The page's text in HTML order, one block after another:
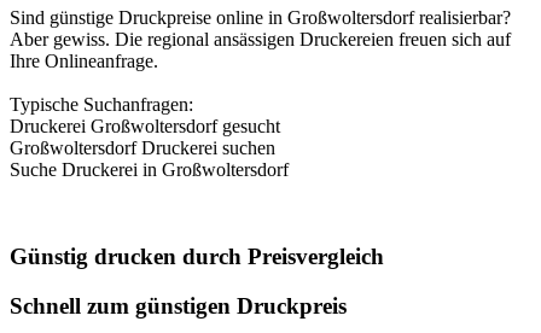
Sind günstige Druckpreise online in Großwoltersdorf realisierbar?
Aber gewiss. Die regional ansässigen Druckereien freuen sich auf
Ihre Onlineanfrage.
Typische Suchanfragen:
Druckerei Großwoltersdorf gesucht
Großwoltersdorf Druckerei suchen
Suche Druckerei in Großwoltersdorf
Günstig drucken durch Preisvergleich
Schnell zum günstigen Druckpreis